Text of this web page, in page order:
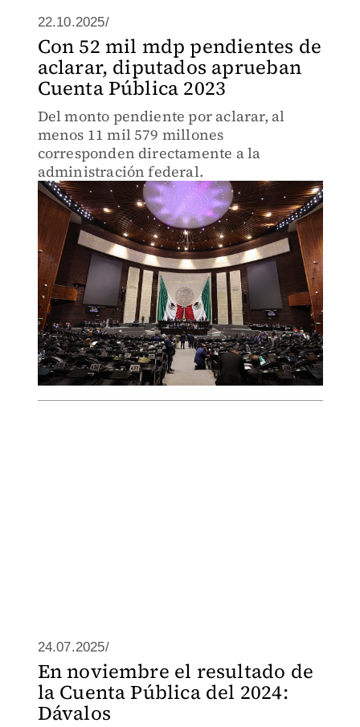
22.10.2025/
Con 52 mil mdp pendientes de
aclarar, diputados aprueban
Cuenta Pública 2023
Del monto pendiente por aclarar, al
menos 11 mil 579 millones
corresponden directamente a la
administración federal.
24.07.2025/
En noviembre el resultado de
la Cuenta Pública del 2024:
Dávalos